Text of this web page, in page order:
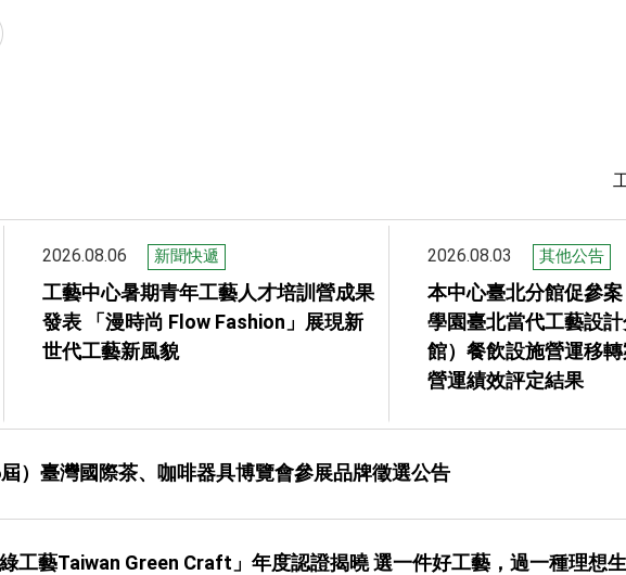
2026.08.06 新聞快遞
工藝中心暑期青年工藝人才培訓營成果
發表 「漫時尚 Flow Fashion」展現新
世代工藝新風貌
2026.08.03 其他公告
本中心臺北分館促參
學園臺北當代工藝設
館）餐飲設施營運移
營運績效評定結果
）臺灣國際茶、咖啡器具博覽會參展品牌徵選公告
工藝Taiwan Green Craft」年度認證揭曉 選一件好工藝，過一種理想